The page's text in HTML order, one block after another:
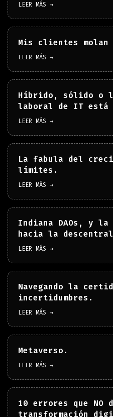
LEER MÁS →
Mis clientes molan
LEER MÁS →
Híbrido, sólido o
laboral de IT
LEER MÁS →
La fabula del
límites.
LEER MÁS →
Indiana DAOs, y la
hacia la
LEER MÁS →
Navegando la
incertidumbres.
LEER MÁS →
Metaverso.
LEER MÁS →
10 errores que NO
transformación